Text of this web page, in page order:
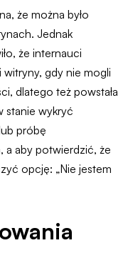
że można było
Jednak
że internauci
gdy nie mogli
dlatego też powstała
stanie wykryć
próbę
aby potwierdzić, że
opcję: „Nie jestem